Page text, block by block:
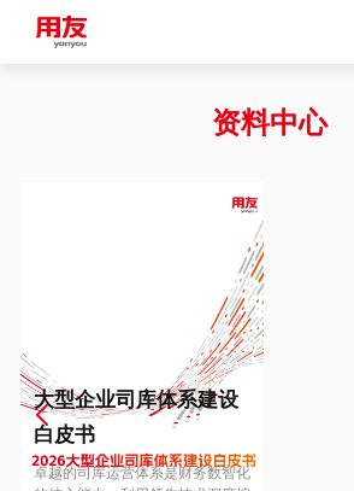
Vietnam
Europe
Hungary
资料中心
大型企业司库体系建设
白皮书
卓越的司库运营体系是财务数智化